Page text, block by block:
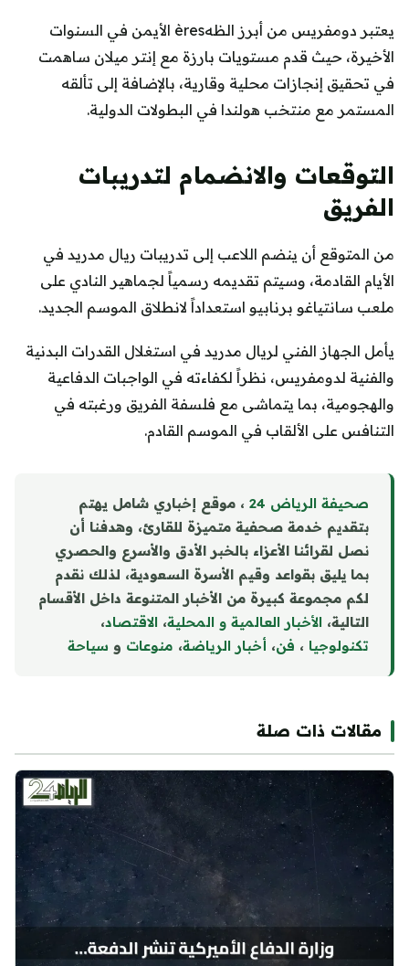
يعتبر دومفريس من أبرز الظهères الأيمن في السنوات
الأخيرة، حيث قدم مستويات بارزة مع إنتر ميلان ساهمت
في تحقيق إنجازات محلية وقارية، بالإضافة إلى تألقه
المستمر مع منتخب هولندا في البطولات الدولية.
التوقعات والانضمام لتدريبات
الفريق
من المتوقع أن ينضم اللاعب إلى تدريبات ريال مدريد في
الأيام القادمة، وسيتم تقديمه رسمياً لجماهير النادي على
ملعب سانتياغو برنابيو استعداداً لانطلاق الموسم الجديد.
يأمل الجهاز الفني لريال مدريد في استغلال القدرات البدنية
والفنية لدومفريس، نظراً لكفاءته في الواجبات الدفاعية
والهجومية، بما يتماشى مع فلسفة الفريق ورغبته في
التنافس على الألقاب في الموسم القادم.
صحيفة الرياض 24
، موقع إخباري شامل يهتم
بتقديم خدمة صحفية متميزة للقارئ، وهدفنا أن
نصل لقرائنا الأعزاء بالخبر الأدق والأسرع والحصري
بما يليق بقواعد وقيم الأسرة السعودية، لذلك نقدم
لكم مجموعة كبيرة من الأخبار المتنوعة داخل الأقسام
التالية، الأخبار العالمية و المحلية، الاقتصاد،
تكنولوجيا ، فن، أخبار الرياضة، منوعات و سياحة
مقالات ذات صلة